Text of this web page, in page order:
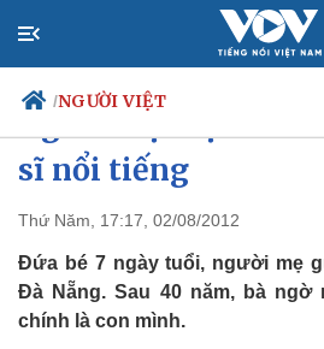
/NGƯỜI VIỆT
Chính trị
Đảng
Tổ chức nhân sự
Quốc hội
Tin
Dự
sĩ nổi tiếng
Thứ Năm, 17:17, 02/08/2012
Đứa bé 7 ngày tuổi, người mẹ
Đà Nẵng. Sau 40 năm, bà ngờ
chính là con mình.